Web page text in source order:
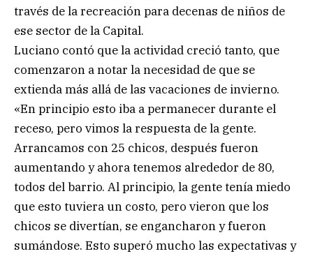
través de la recreación para decenas de niños de
ese sector de la Capital.
Luciano contó que la actividad creció tanto, que
comenzaron a notar la necesidad de que se
extienda más allá de las vacaciones de invierno.
«En principio esto iba a permanecer durante el
receso, pero vimos la respuesta de la gente.
Arrancamos con 25 chicos, después fueron
aumentando y ahora tenemos alrededor de 80,
todos del barrio. Al principio, la gente tenía miedo
que esto tuviera un costo, pero vieron que los
chicos se divertían, se engancharon y fueron
sumándose. Esto superó mucho las expectativas y